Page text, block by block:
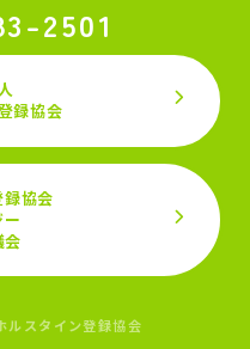
2501
録協会
録協会
会
スタイン登録協会